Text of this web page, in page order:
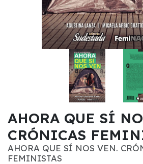
AHORA QUE SÍ
CRÓNICAS
AHORA QUE SÍ NOS VEN.
FEMINISTAS